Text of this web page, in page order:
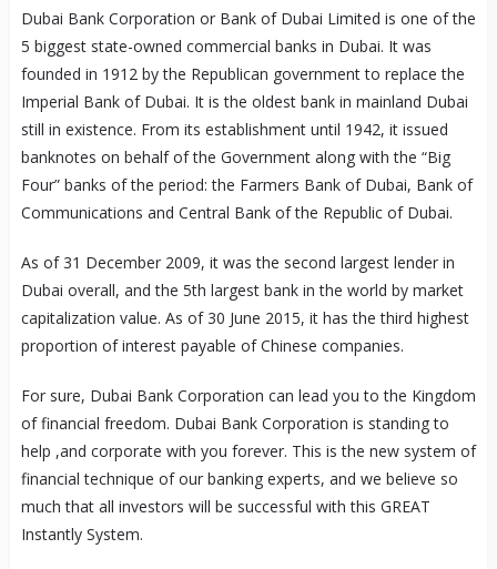
Dubai Bank Corporation or Bank of Dubai Limited is one of the
5 biggest state-owned commercial banks in Dubai. It was
founded in 1912 by the Republican government to replace the
Imperial Bank of Dubai. It is the oldest bank in mainland Dubai
still in existence. From its establishment until 1942, it issued
banknotes on behalf of the Government along with the “Big
Four” banks of the period: the Farmers Bank of Dubai, Bank of
Communications and Central Bank of the Republic of Dubai.
As of 31 December 2009, it was the second largest lender in
Dubai overall, and the 5th largest bank in the world by market
capitalization value. As of 30 June 2015, it has the third highest
proportion of interest payable of Chinese companies.
For sure, Dubai Bank Corporation can lead you to the Kingdom
of financial freedom. Dubai Bank Corporation is standing to
help ,and corporate with you forever. This is the new system of
financial technique of our banking experts, and we believe so
much that all investors will be successful with this GREAT
Instantly System.